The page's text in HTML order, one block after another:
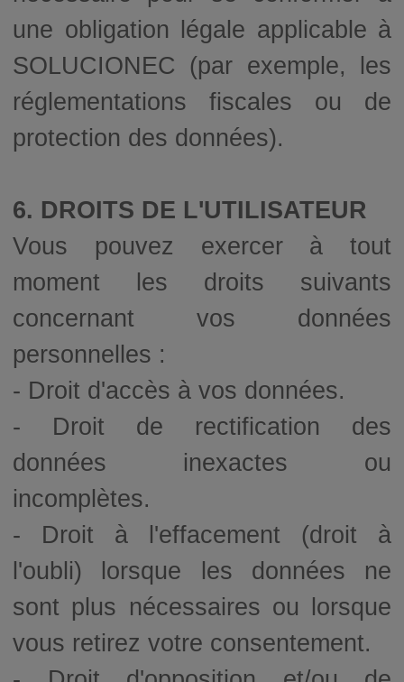
une obligation légale applicable à
SOLUCIONEC (par exemple, les
réglementations fiscales ou de
protection des données).
6. DROITS DE L'UTILISATEUR
Vous pouvez exercer à tout
moment les droits suivants
concernant vos données
personnelles :
- Droit d'accès à vos données.
- Droit de rectification des
données inexactes ou
incomplètes.
- Droit à l'effacement (droit à
l'oubli) lorsque les données ne
sont plus nécessaires ou lorsque
vous retirez votre consentement.